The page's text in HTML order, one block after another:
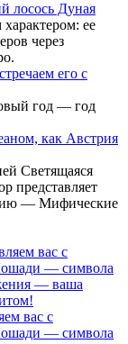
лосось Дуная
ее
через
его с
год — год
как Австрия
Светящаяся
представляет
— Мифические
вас с
— символа